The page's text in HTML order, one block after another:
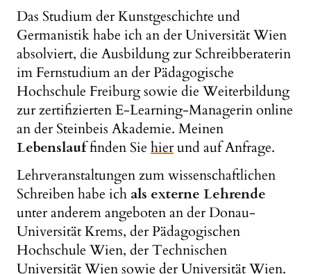
Das Studium der Kunstgeschichte und
Germanistik habe ich an der Universität Wien
absolviert, die Ausbildung zur Schreibberaterin
im Fernstudium an der Pädagogische
Hochschule Freiburg sowie die Weiterbildung
zur zertifizierten E-Learning-Managerin online
an der Steinbeis Akademie. Meinen
Lebenslauffinden Sie hierund auf Anfrage.
Lehrveranstaltungen zum wissenschaftlichen
Schreiben habe ich als externe Lehrende
unter anderem angeboten an der Donau-
Universität Krems, der Pädagogischen
Hochschule Wien, der Technischen
Universität Wien sowie der Universität Wien.